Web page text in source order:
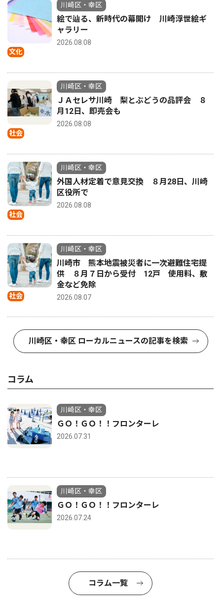
文化
川崎区・幸区
絵で辿る、新時代の幕開け 川崎浮世絵ギ
ャラリー
2026.08.08
社会
川崎区・幸区
ＪＡセレサ川崎 梨とぶどうの品評会 ８
月12日、即売会も
2026.08.08
社会
川崎区・幸区
外国人材定着で意見交換 ８月28日、川崎
区役所で
2026.08.08
社会
川崎区・幸区
川崎市 熊本地震被災者に一次避難住宅提
供 ８月７日から受付 12戸 使用料、敷
金など免除
2026.08.07
川崎区・幸区 ローカルニュースの記事を検索
コラム
川崎区・幸区
ＧＯ！ＧＯ！！フロンターレ
2026.07.31
川崎区・幸区
ＧＯ！ＧＯ！！フロンターレ
2026.07.24
コラム一覧